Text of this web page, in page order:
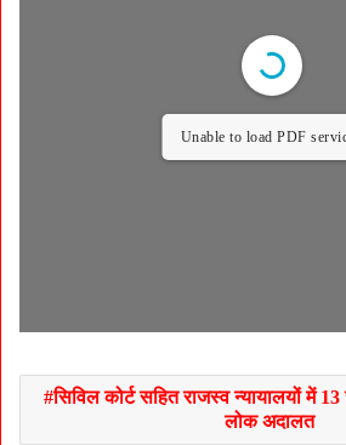
Unable to load PDF
सिविल कोर्ट सहित राजस्व न्यायालयों में
लोक अदालत